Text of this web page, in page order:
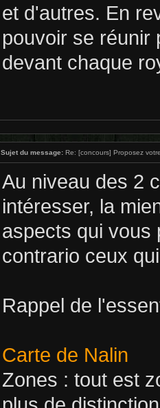
et d'autres. En
pouvoir se réunir
devant chaque
Sujet du message: Re: [concours] Proposez
Au niveau des 2
intéresser, la
aspects qui vous
contrario ceux
Rappel de
Carte de Nalin
Zones : tout est